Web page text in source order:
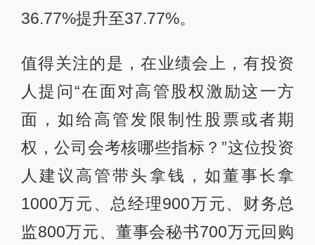
36.77%提升至37.77%。
值得关注的是，在业绩会上，有投资
人提问“在面对高管股权激励这一方
面，如给高管发限制性股票或者期
权，公司会考核哪些指标？”这位投资
人建议高管带头拿钱，如董事长拿
1000万元、总经理900万元、财务总
监800万元、董事会秘书700万元回购